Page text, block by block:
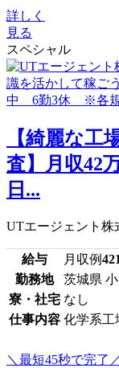
詳しく
見る
スペシャル
【綺麗な工
査】月収42
日...
UTエージェント株
給与 月収例
勤務地
茨城県
寮・社宅 なし
仕事内容 化学系工
＼最短45秒で完了